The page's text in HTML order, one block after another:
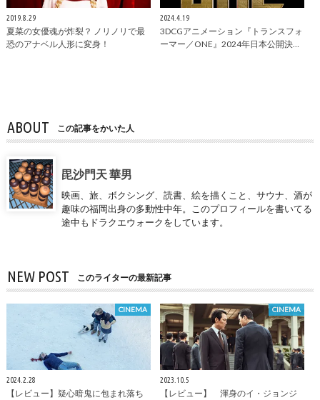
2019.8.29
夏菜の女優魂が炸裂？ ノリノリで最
恐のアナベル人形に変身！
2024.4.19
3DCGアニメーション『トランスフォ
ーマー／ONE』2024年日本公開決…
ABOUT この記事をかいた人
毘沙門天 華男
映画、旅、ボクシング、読書、絵を描くこと、サウナ、酒が
趣味の福岡出身の多動性中年。このプロフィールを書いてる
途中もドラクエウォークをしています。
NEW POST このライターの最新記事
CINEMA
2024.2.28
【レビュー】疑心暗鬼に包まれ落ち
CINEMA
2023.10.5
【レビュー】 渾身のイ・ジョンジ